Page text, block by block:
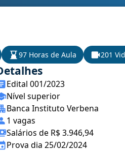
97 Horas de Aula 201
Edital 001/2023
Nível superior
Banca Instituto Verbena
1 vagas
Salários de R$ 3.946,94
Prova dia 25/02/2024